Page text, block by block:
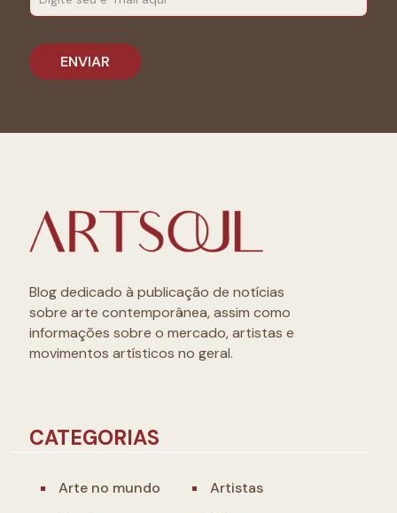
Blog dedicado à publicação de notícias
sobre arte contemporânea, assim como
informações sobre o mercado, artistas e
movimentos artísticos no geral.
CATEGORIAS
Arte no mundo
Artistas